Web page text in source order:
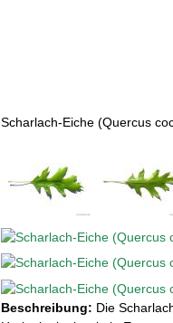
Scharlach-Eiche (Quercus
Beschreibung: Die